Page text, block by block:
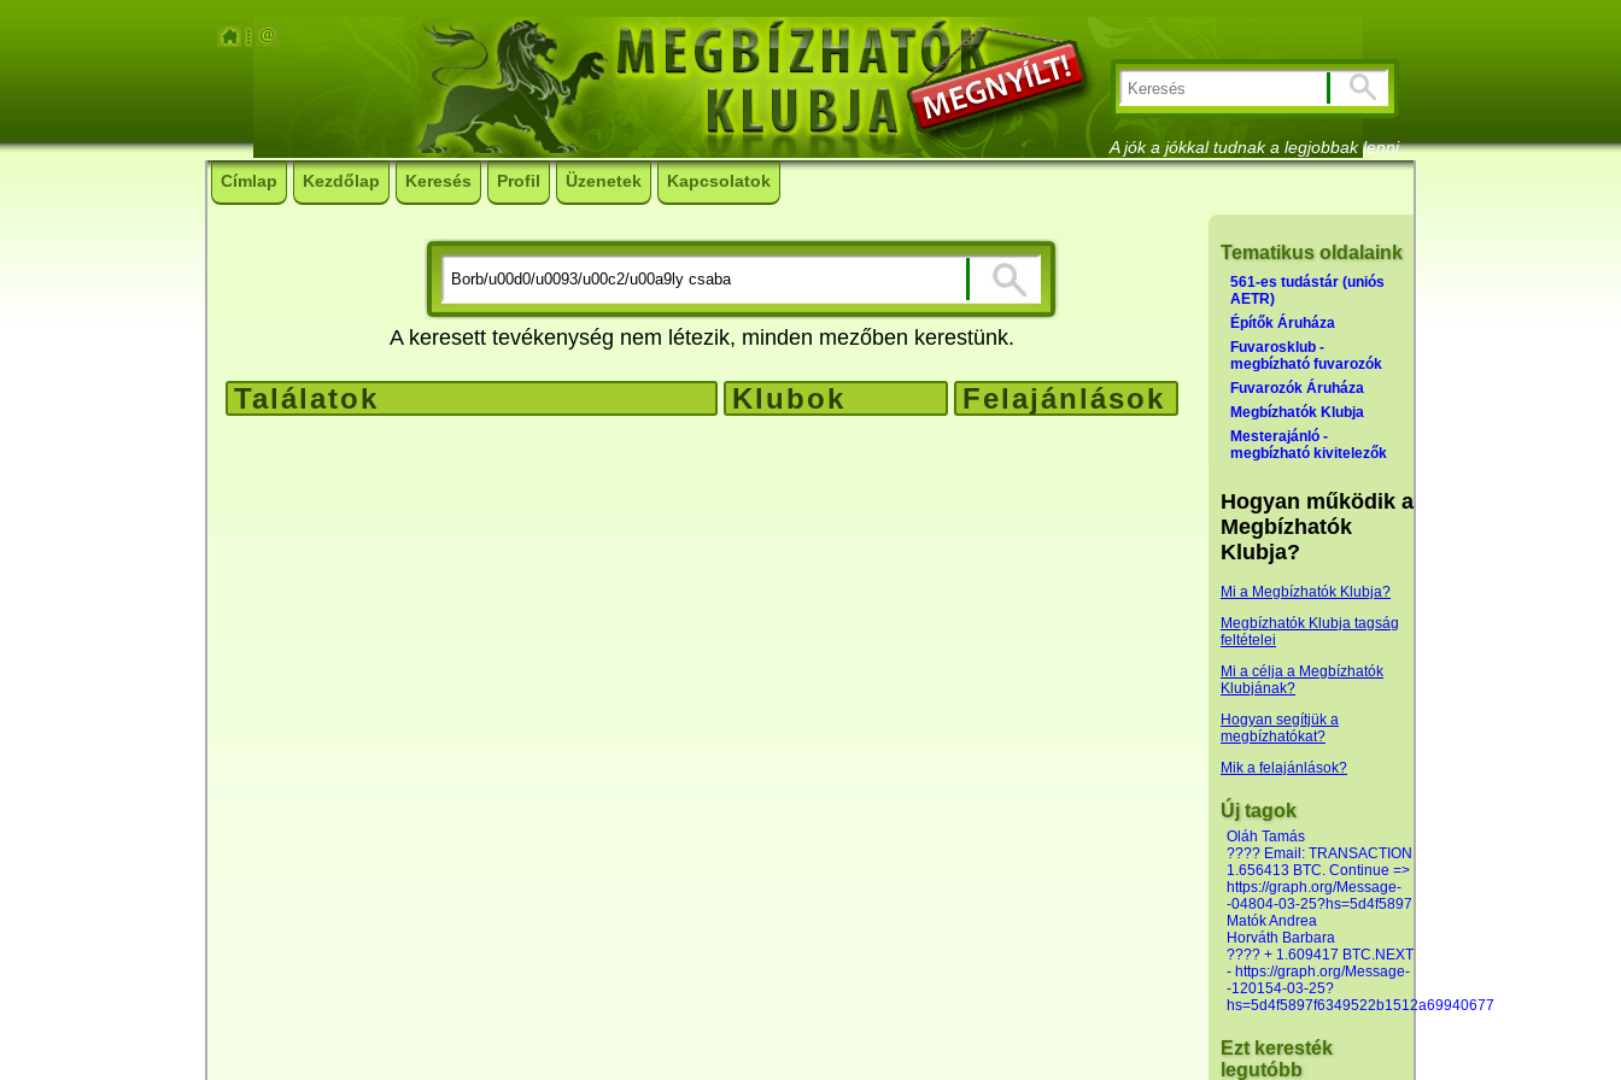
A jók a jókkal tudnak a legjobbak lenni
Címlap
Kezdőlap Keresés Profil Üzenetek Kapcsolatok
A keresett tevékenység nem létezik, minden mezőben kerestünk.
Találatok Klubok Felajánlások
Tematikus oldalaink
561-es tudástár (uniós
AETR)
Építők Áruháza
Fuvarosklub -
megbízható fuvarozók
Fuvarozók Áruháza
Megbízhatók Klubja
Mesterajánló -
megbízható kivitelezők
Hogyan működik a
Megbízhatók
Klubja?
Mi a Megbízhatók Klubja?
Megbízhatók Klubja tagság
feltételei
Mi a célja a Megbízhatók
Klubjának?
Hogyan segítjük a
megbízhatókat?
Mik a felajánlások?
Új tagok
Oláh Tamás
???? Email: TRANSACTION
1.656413 BTC. Continue =>
https://graph.org/Message-
-04804-03-25?hs=5d4f5897
Matók Andrea
Horváth Barbara
???? + 1.609417 BTC.NEXT
- https://graph.org/Message-
-120154-03-25?
hs=5d4f5897f6349522b1512a69940677
Ezt keresték
legutóbb